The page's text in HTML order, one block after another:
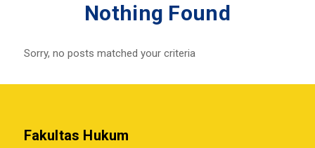
Nothing Found
Sorry, no posts matched your criteria
Fakultas Hukum